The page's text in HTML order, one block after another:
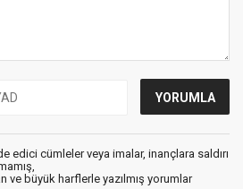
edici cümleler veya imalar, inançlara saldırı
ve büyük harflerle yazılmış yorumlar